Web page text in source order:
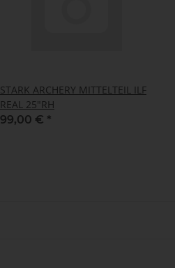
STARK ARCHERY MITTELTEIL ILF
REAL 25"RH
99,00 € *